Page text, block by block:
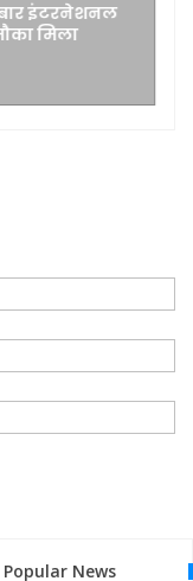
इंटरनेशनल
मिला
Popular News